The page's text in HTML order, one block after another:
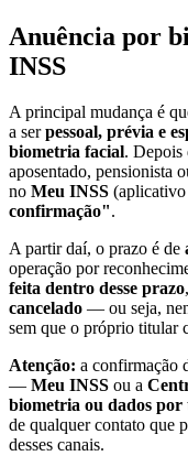
Anuência por
INSS
A principal mudança é
a serpessoal, prévia e
biometria facial. Depois
aposentado, pensionista
no Meu INSS (aplicativo
confirmação".
A partir daí, o prazo é de
operação por
feita dentro desse prazo
cancelado — ou seja,
sem que o próprio titular
Atenção: a confirmação
— Meu INSS ou a
biometria ou dados por
de qualquer contato que
desses canais.